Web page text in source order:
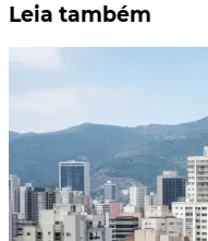
Leia também